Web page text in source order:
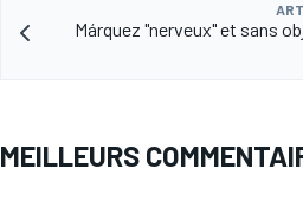
AUTRES CHAMPIONNATS
Márquez "nerveux" et sans
MEILLEURS